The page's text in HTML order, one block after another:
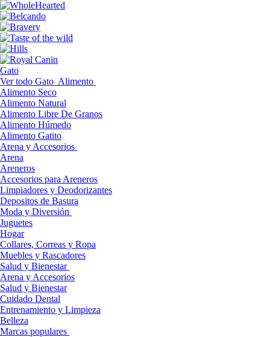
Gato
Ver todo Gato Alimento
Alimento Seco
Alimento Natural
Alimento Libre De Granos
Alimento Húmedo
Alimento Gatito
Arena y Accesorios
Arena
Areneros
Accesorios para Areneros
Limpiadores y Deodorizantes
Depositos de Basura
Moda y Diversión
Juguetes
Hogar
Collares, Correas y Ropa
Muebles y Rascadores
Salud y Bienestar
Arena y Accesorios
Salud y Bienestar
Cuidado Dental
Entrenamiento y Limpieza
Belleza
Marcas populares